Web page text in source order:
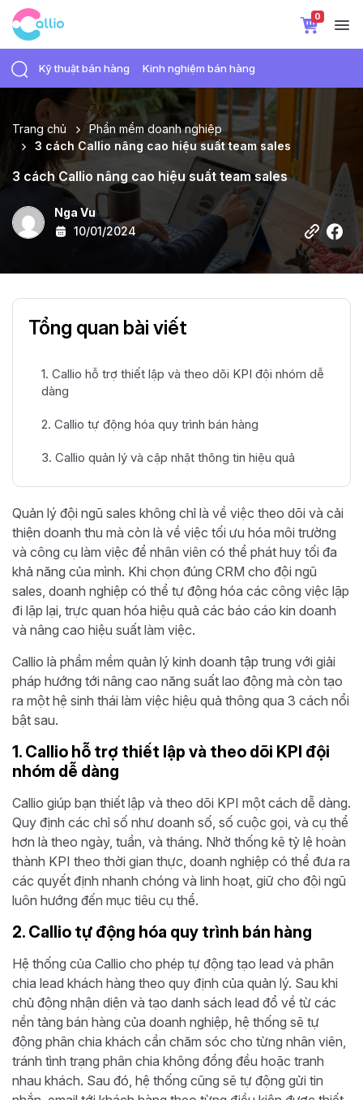
0
Kỹ thuật bán hàng Kinh nghiệm bán hàng
Trang chủ
Phần mềm doanh nghiệp
3 cách Callio nâng cao hiệu suất team sales
3 cách Callio nâng cao hiệu suất team sales
Nga Vu
10/01/2024
Tổng quan bài viết
1. Callio hỗ trợ thiết lập và theo dõi KPI đội nhóm dễ
dàng
2. Callio tự động hóa quy trình bán hàng
3. Callio quản lý và cập nhật thông tin hiệu quả
Quản lý đội ngũ sales không chỉ là về việc theo dõi và cải
thiện doanh thu mà còn là về việc tối ưu hóa môi trường
và công cụ làm việc để nhân viên có thể phát huy tối đa
khả năng của mình. Khi chọn đúng CRM cho đội ngũ
sales, doanh nghiệp có thể tự động hóa các công việc lặp
đi lặp lại, trực quan hóa hiệu quả các báo cáo kin doanh
và nâng cao hiệu suất làm việc.
Callio là phầm mềm quản lý kinh doanh tập trung với giải
pháp hướng tới nâng cao năng suất lao động mà còn tạo
ra một hệ sinh thái làm việc hiệu quả thông qua 3 cách nổi
bật sau.
1. Callio hỗ trợ thiết lập và theo dõi KPI đội
nhóm dễ dàng
Callio giúp bạn thiết lập và theo dõi KPI một cách dễ dàng.
Quy định các chỉ số như doanh số, số cuộc gọi, và cụ thể
hơn là theo ngày, tuần, và tháng. Nhờ thống kê tỷ lệ hoàn
thành KPI theo thời gian thực, doanh nghiệp có thể đưa ra
các quyết định nhanh chóng và linh hoạt, giữ cho đội ngũ
luôn hướng đến mục tiêu cụ thể.
2. Callio tự động hóa quy trình bán hàng
Hệ thống của Callio cho phép tự động tạo lead và phân
chia lead khách hàng theo quy định của quản lý. Sau khi
chủ động nhận diện và tạo danh sách lead đổ về từ các
nền tảng bán hàng của doanh nghiệp, hệ thống sẽ tự
động phân chia khách cần chăm sóc cho từng nhân viên,
tránh tình trạng phân chia không đồng đều hoặc tranh
nhau khách. Sau đó, hệ thống cũng sẽ tự động gửi tin